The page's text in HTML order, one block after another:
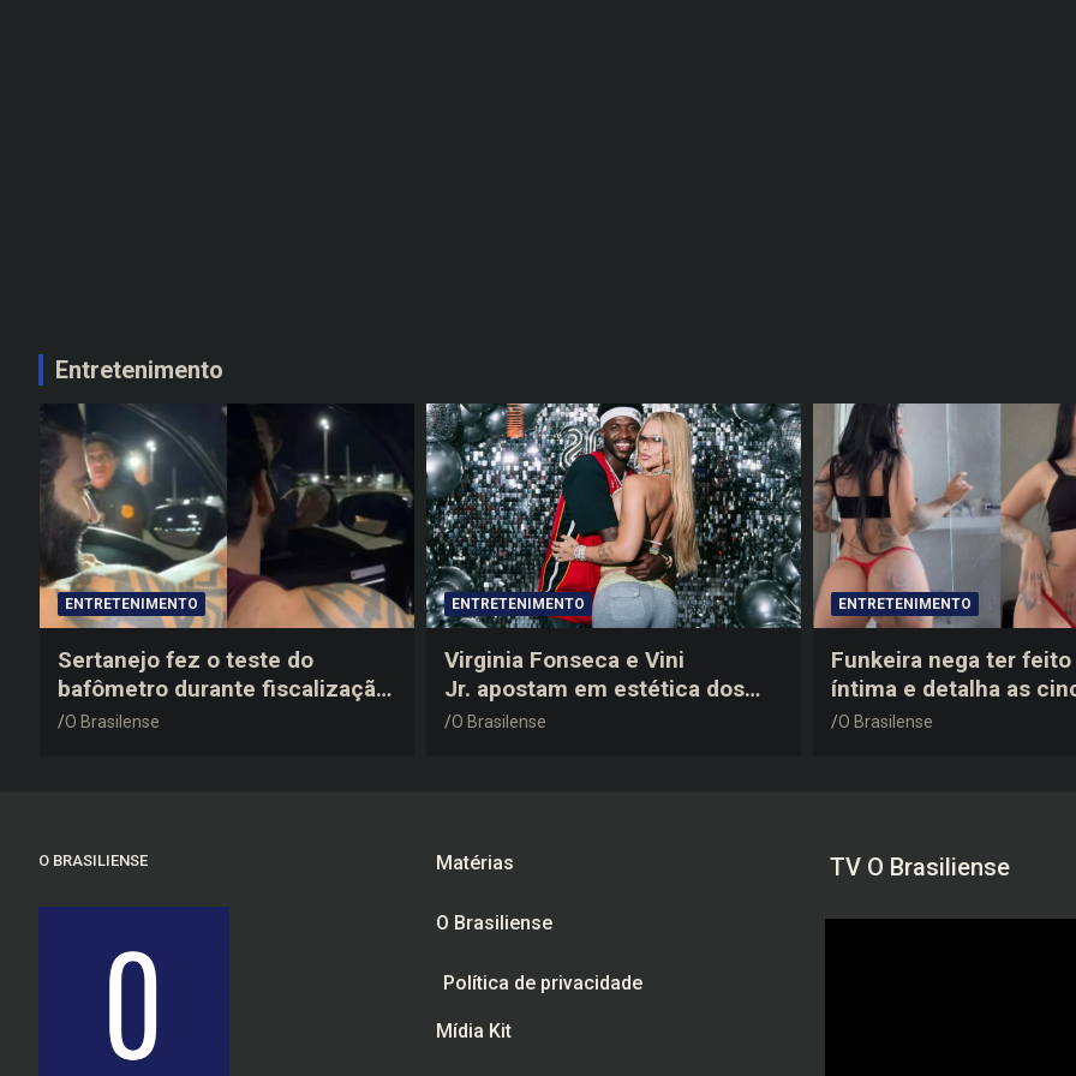
Entretenimento
ENTRETENIMENTO
Sertanejo fez o teste do
bafômetro durante fiscalização
na estrada, deu resultado
O Brasilense
ENTRETENIMENTO
Virginia Fonseca e Vini
Jr. apostam em estética dos
anos 2000 em festa de
O Brasilense
ENTRETENIMENTO
Funkeira nega ter
íntima e detalha as
plásticas que realizou
O Brasilense
O BRASILIENSE Matérias
O Brasiliense
Política de privacidade
Mídia Kit
TV O Brasiliense